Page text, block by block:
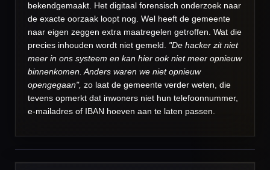
bekendgemaakt. Het digitaal forensisch onderzoek naar
de exacte oorzaak loopt nog. Wel heeft de gemeente
naar eigen zeggen extra maatregelen getroffen. Wat die
precies inhouden wordt niet gemeld. "De hacker zit niet
meer in ons systeem en kan hier ook niet meer opnieuw
binnenkomen. Anders waren we niet opnieuw
opengegaan", zo laat de gemeente verder weten, die
tevens opmerkt dat inwoners niet hun telefoonnummer,
e-mailadres of IBAN hoeven aan te laten passen.